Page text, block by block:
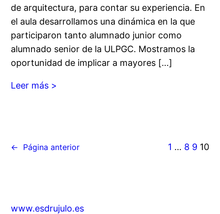
de arquitectura, para contar su experiencia. En
el aula desarrollamos una dinámica en la que
participaron tanto alumnado junior como
alumnado senior de la ULPGC. Mostramos la
oportunidad de implicar a mayores […]
Leer más >
← Página anterior 1 … 8 9 10
www.esdrujulo.es